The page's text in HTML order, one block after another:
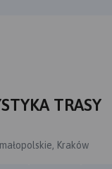
TRASY
Kraków